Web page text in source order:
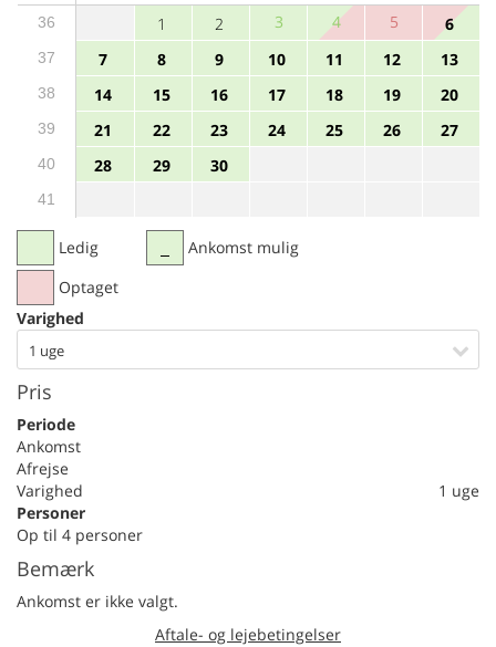
36
1 2 3 4 5 6
37 7 8 9 10 11 12 13
38 14 15 16 17 18 19 20
39 21 22 23 24 25 26 27
40 28 29 30
41
Ledig
Optaget
Ankomst mulig
Varighed
1 uge
Pris
Periode
Ankomst
Afrejse
Varighed
1 uge
Personer
Op til 4 personer
Bemærk
Ankomst er ikke valgt.
Aftale- og lejebetingelser